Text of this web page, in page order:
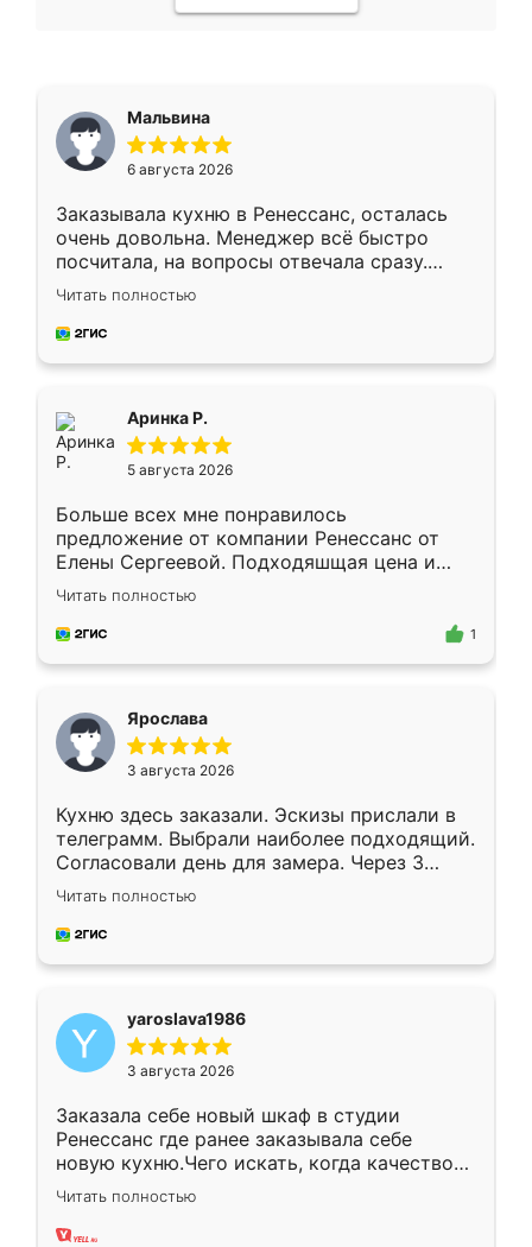
Мальвина
6 августа 2026
Заказывала кухню в Ренессанс, осталась
очень довольна. Менеджер всё быстро
посчитала, на вопросы отвечала сразу.
Замерщик приехал в субботу, подошёл к
делу со всей ответственностью. Собрали
за день, ребята работали аккуратно, даже
Читать полностью
Аринка Р.
5 августа 2026
Больше всех мне понравилось
предложение от компании Ренессанс от
Елены Сергеевой. Подходяшщая цена и
короткие сроки изготовления. Приехавший
для замера сотрудник Владислав
предложил по моему эскизу самый
Читать полностью
1
Ярослава
3 августа 2026
Кухню здесь заказали. Эскизы прислали в
телеграмм. Выбрали наиболее подходящий.
Согласовали день для замера. Через 3
недели кухня была уже готова. Остались
довольны работой. Спасибо Ренессанс
мебель за качественную работу!
Читать полностью
yaroslava1986
3 августа 2026
Заказала себе новый шкаф в студии
Ренессанс где ранее заказывала себе
новую кухню.Чего искать, когда качеством
вполне довольна. Служит кухня уже почти
два года, нареканий нет.
Читать полностью